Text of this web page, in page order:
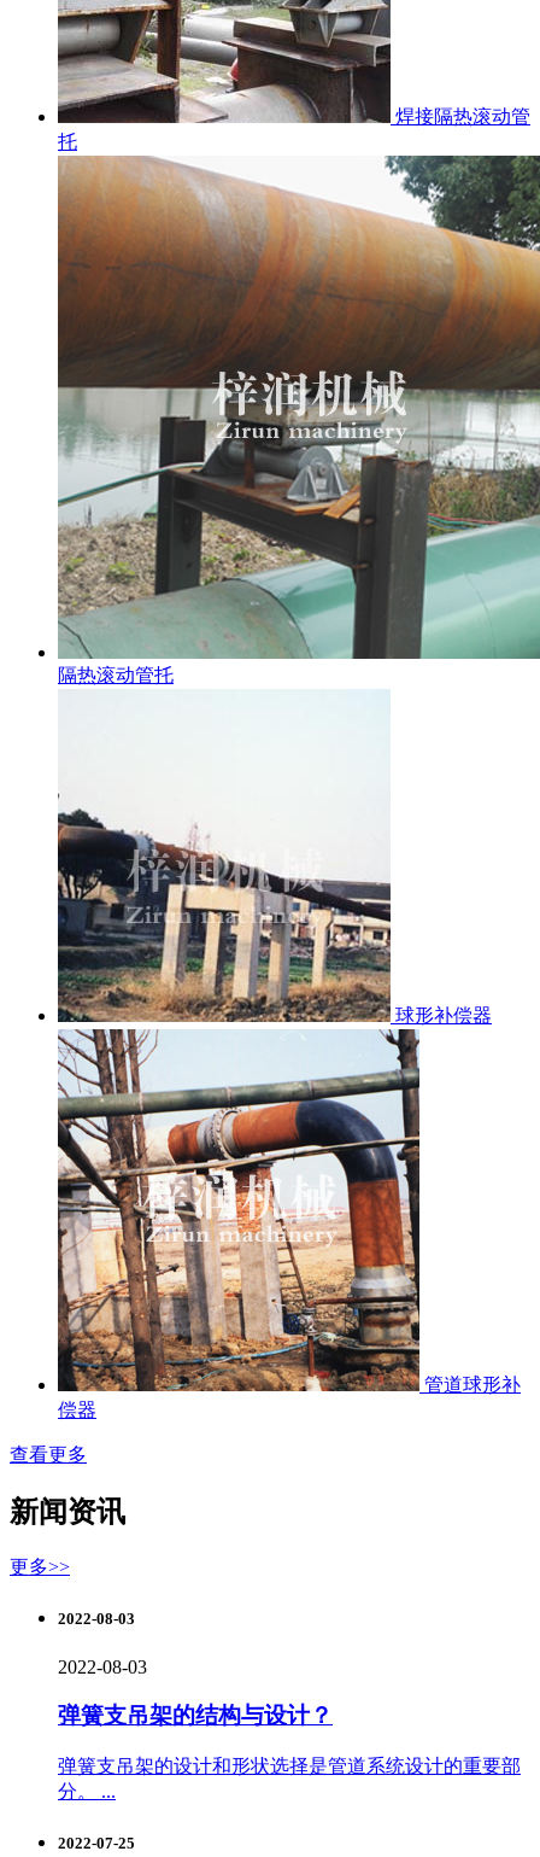
焊接隔热滚动管
托
隔热滚动管托
球形补偿器
管道球形补
偿器
查看更多
新闻资讯
更多>>
2022-08-03
2022-08-03
弹簧支吊架的结构与设计？
弹簧支吊架的设计和形状选择是管道系统设计的重要部
分。 ...
2022-07-25